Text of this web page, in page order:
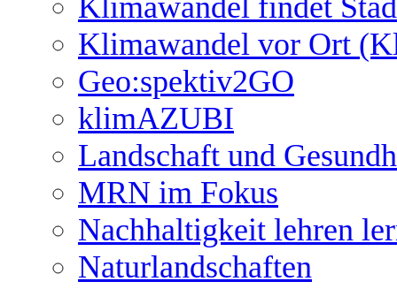
Klimawandel vor Ort
Geo:spektiv2GO
klimAZUBI
Landschaft und
MRN im Fokus
Nachhaltigkeit lehren
Naturlandschaften